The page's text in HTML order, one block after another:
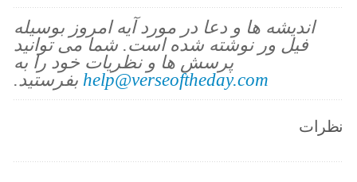
اندیشه ها و دعا در مورد آیه امروز بوسیله
فیل ور نوشته شده است. شما می توانید
پرسش ها و نظریات خود را به
help@verseoftheday.com بفرستید.
نظرات